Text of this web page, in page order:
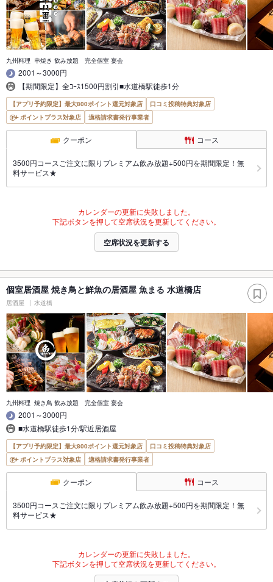
九州料理 串焼き 飲み放題 完全個室 宴会
2001～3000円
【期間限定】全ｺｰｽ1500円割引■水道橋駅徒歩1分
【アプリ予約限定】最大800ポイント還元対象店
口コミ投稿特典対象店
ポイントプラス対象店
適格請求書発行事業者
クーポン コース
3500円コースご注文に限りプレミアム飲み放題+500円を期間限定！無
料サービス★
カレンダーの更新に失敗しました。
下記ボタンを押して空席状況を更新してください。
空席状況を更新する
個室居酒屋 焼き鳥と鮮魚の居酒屋 魚まる 水道橋店
居酒屋 水道橋
九州料理 焼き鳥 飲み放題 完全個室 宴会
2001～3000円
■水道橋駅徒歩1分/駅近居酒屋
【アプリ予約限定】最大800ポイント還元対象店
口コミ投稿特典対象店
ポイントプラス対象店
適格請求書発行事業者
クーポン コース
3500円コースご注文に限りプレミアム飲み放題+500円を期間限定！無
料サービス★
カレンダーの更新に失敗しました。
下記ボタンを押して空席状況を更新してください。